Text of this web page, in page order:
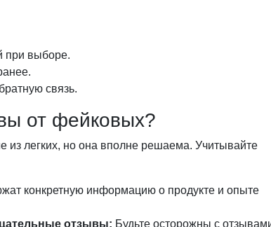
при выборе.
связь.
от фейковых?
легких, но она вполне решаема. Учитывайте
конкретную информацию о продукте и опыте
отзывы: Будьте осторожны с